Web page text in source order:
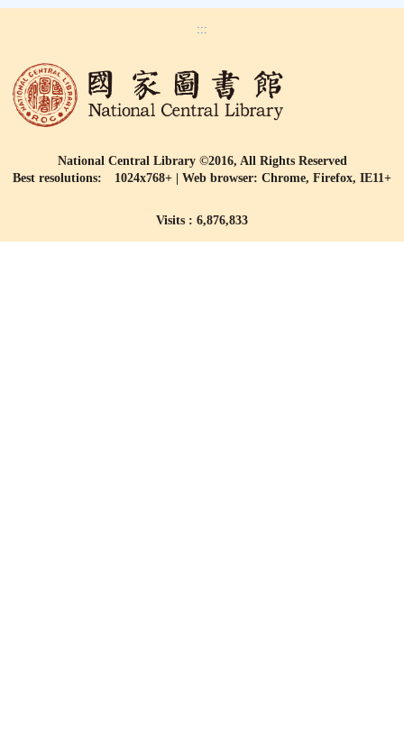
:::
National Central Library ©2016, All Rights Reserved
Best resolutions: 1024x768+ | Web browser: Chrome, Firefox, IE11+
Visits : 6,876,833